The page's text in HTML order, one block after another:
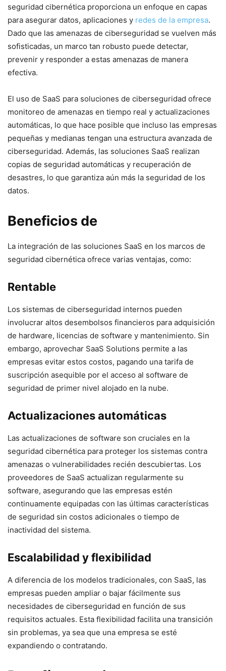
seguridad cibernética proporciona un enfoque​ en capas
para asegurar datos, aplicaciones y ‌ redes de la empresa.
Dado que las amenazas de ciberseguridad se vuelven más
sofisticadas, un marco ​tan robusto puede detectar,
prevenir y responder a estas amenazas de ⁤manera
efectiva.
El uso de SaaS para soluciones de ciberseguridad ofrece
monitoreo de‍ amenazas en tiempo real y actualizaciones
automáticas,​ lo que⁣ hace posible que incluso las empresas
pequeñas y medianas tengan una estructura avanzada de
ciberseguridad. Además, las soluciones SaaS realizan
copias ​de seguridad automáticas y recuperación de
desastres, lo que garantiza aún más la seguridad de los
datos.
Beneficios‌ de
La integración de ⁢las soluciones SaaS en los marcos de
seguridad⁣ cibernética‌ ofrece varias ventajas, como:
Rentable
Los sistemas de ciberseguridad ‌internos‌ pueden
involucrar altos desembolsos financieros para adquisición
de⁤ hardware, licencias de software y mantenimiento. Sin
embargo, aprovechar SaaS Solutions permite a ​las
empresas evitar estos costos, pagando una tarifa de
suscripción asequible por el acceso al software ‍de
seguridad de ​primer nivel alojado en la nube.
Actualizaciones automáticas
Las actualizaciones de software⁤ son cruciales en la
seguridad cibernética para ‌proteger los sistemas contra
amenazas o vulnerabilidades⁤ recién descubiertas. Los
proveedores de SaaS actualizan regularmente su
software, asegurando que las empresas estén
continuamente⁤ equipadas con las últimas características
de seguridad sin costos adicionales o tiempo de
inactividad del sistema.
Escalabilidad y flexibilidad
A diferencia de los modelos tradicionales, con SaaS, las
empresas pueden ⁢ampliar o bajar fácilmente sus
necesidades de ciberseguridad en función de sus
requisitos actuales. Esta flexibilidad facilita una transición
sin problemas, ya sea que una empresa⁢ se esté
expandiendo o contratando.